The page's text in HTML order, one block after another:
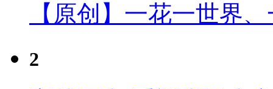
【原创】一花一世界
2